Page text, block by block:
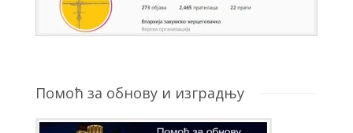
Помоћ за обнову и изградњу